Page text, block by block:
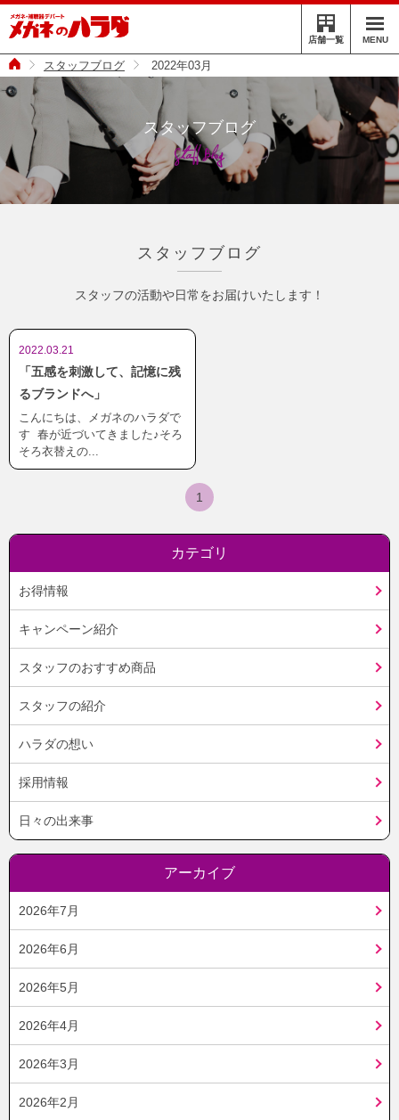
MENU
店舗一覧
スタッフブログ 2022年03月
スタッフブログ
Staff Blog
スタッフブログ
スタッフの活動や日常をお届けいたします！
2022.03.21
「五感を刺激して、記憶に残
るブランドへ」
こんにちは、メガネのハラダで
す 春が近づいてきました♪そろ
そろ衣替えの...
1
カテゴリ
お得情報
キャンペーン紹介
スタッフのおすすめ商品
スタッフの紹介
ハラダの想い
採用情報
日々の出来事
アーカイブ
2026年7月
2026年6月
2026年5月
2026年4月
2026年3月
2026年2月